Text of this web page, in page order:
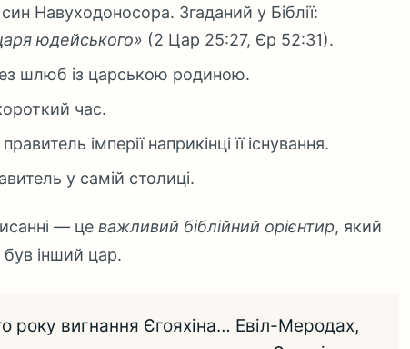
Навуходоносора. Згаданий у Біблії:
царя юдейського» (2 Цар 25:27, Єр 52:31).
шлюб із царською родиною.
час.
імперії наприкінці її існування.
у самій столиці.
— це важливий біблійний орієнтир, який
інший цар.
року вигнання Єгояхіна… Евіл-Меродах,